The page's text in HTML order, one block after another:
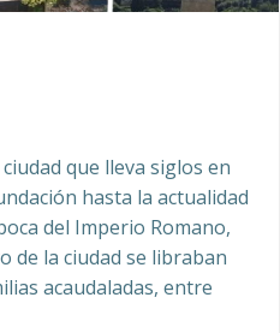
que lleva siglos en
hasta la actualidad
del Imperio Romano,
de la ciudad se libraban
acaudaladas, entre